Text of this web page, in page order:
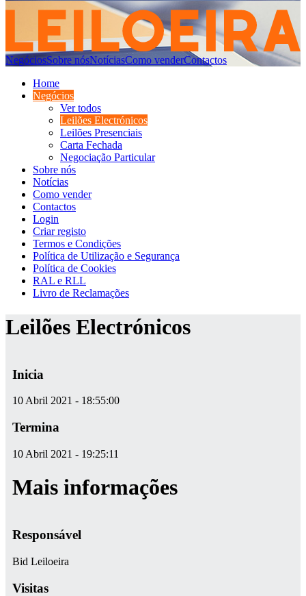
NegóciosSobre nósNotíciasComo venderContactos
Home
Negócios
Ver todos
Leilões Electrónicos
Leilões Presenciais
Carta Fechada
Negociação Particular
Sobre nós
Notícias
Como vender
Contactos
Login
Criar registo
Termos e Condições
Política de Utilização e Segurança
Política de Cookies
RAL e RLL
Livro de Reclamações
Leilões Electrónicos
Inicia
10 Abril 2021 - 18:55:00
Termina
10 Abril 2021 - 19:25:11
Mais informações
Responsável
Bid Leiloeira
Visitas